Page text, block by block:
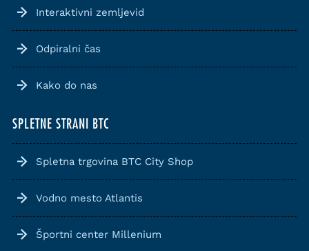
Interaktivni zemljevid
Odpiralni čas
Kako do nas
SPLETNE STRANI BTC
Spletna trgovina BTC City Shop
Vodno mesto Atlantis
Športni center Millenium